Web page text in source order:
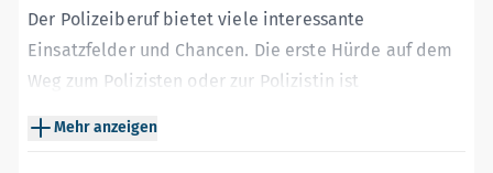
Der Polizeiberuf bietet viele interessante
Einsatzfelder und Chancen. Die erste Hürde auf dem
Weg zum Polizisten oder zur Polizistin ist
Einstellungstest
Mehr anzeigen